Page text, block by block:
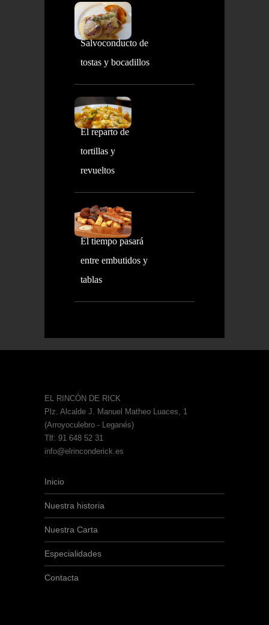
Salvoconducto de
tostas y bocadillos
El reparto de
tortillas y
revueltos
El tiempo pasará
entre embutidos y
tablas
EL RINCÓN DE RICK
Plz. Alcalde J. Manuel Matheo Luaces, 1
(Arroyoculebro - Leganés)
Tlf: 91 648 52 31
info@elrinconderick.es
Inicio
Nuestra historia
Nuestra Carta
Especialidades
Contacta